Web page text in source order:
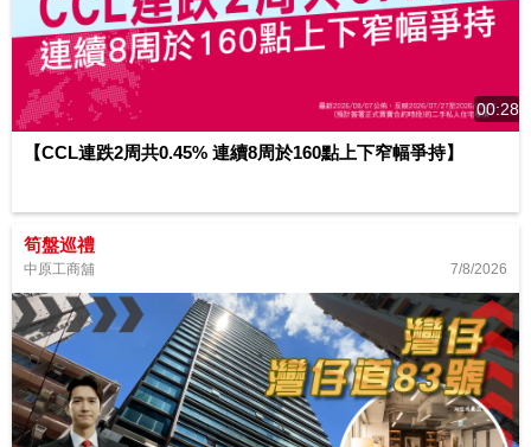
00:28
【CCL連跌2周共0.45% 連續8周於160點上下窄幅爭持】
筍盤巡禮
中原工商舖 7/8/2026